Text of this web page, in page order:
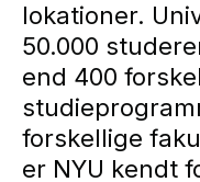
lokationer.
50.000
end 400
forskellige
er NYU kendt